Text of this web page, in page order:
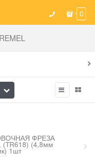
0
ФРЕЗА
(TR618) (4,8мм
1шт